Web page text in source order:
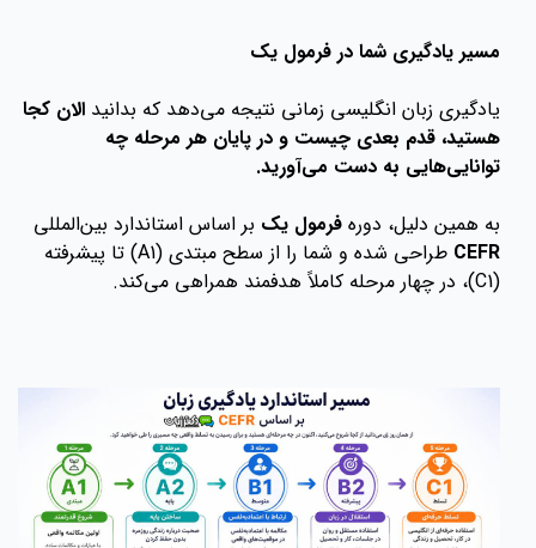
مسیر یادگیری شما در فرمول یک
یادگیری زبان انگلیسی زمانی نتیجه می‌دهد که بدانید الان کجا
هستید، قدم بعدی چیست و در پایان هر مرحله چه
توانایی‌هایی به دست می‌آورید.
به همین دلیل، دوره فرمول یک بر اساس استاندارد بین‌المللی
CEFR
طراحی شده و شما را از سطح مبتدی (A1) تا پیشرفته
(C1)، در چهار مرحله کاملاً هدفمند همراهی می‌کند.